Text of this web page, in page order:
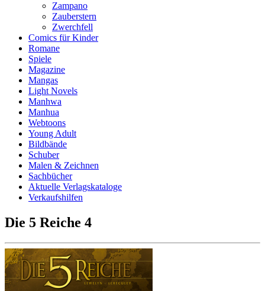
Zampano
Zauberstern
Zwerchfell
Comics für Kinder
Romane
Spiele
Magazine
Mangas
Light Novels
Manhwa
Manhua
Webtoons
Young Adult
Bildbände
Schuber
Malen & Zeichnen
Sachbücher
Aktuelle Verlagskataloge
Verkaufshilfen
Die 5 Reiche 4